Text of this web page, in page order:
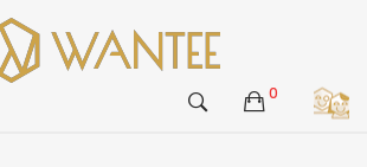
0